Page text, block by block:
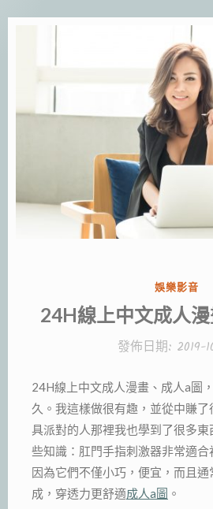
分
類:
娛樂影音
24H線上中文成人
發佈日期: 2019-
24H線上中文成人漫畫、成人a圖
久。我這樣做很有趣，並從中賺
具派對的人那裡我也學到了很多
些知識：肛門手指刺激器非常適合
因為它們不僅小巧，便宜，而且
成，穿透力更舒適成人a圖 。